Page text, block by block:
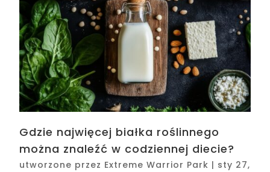
Gdzie najwięcej białka roślinnego
można znaleźć w codziennej diecie?
utworzone przez Extreme Warrior Park | sty 27,